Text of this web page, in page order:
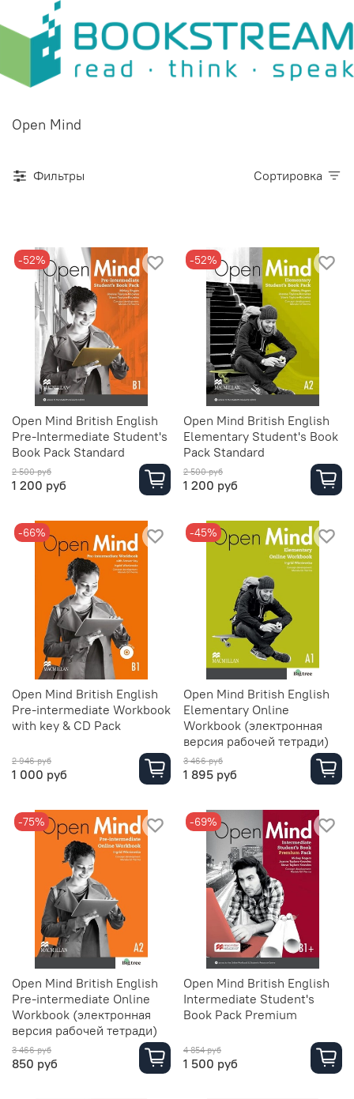
Open Mind
Фильтры Сортировка
-52%
Open Mind British English
Pre-Intermediate Student's
Book Pack Standard
2 500 руб
1 200 руб
-52%
Open Mind British English
Elementary Student's Book
Pack Standard
2 500 руб
1 200 руб
-66%
Open Mind British English
Pre-intermediate Workbook
with key & CD Pack
2 946 руб
1 000 руб
-45%
Open Mind British English
Elementary Online
Workbook (электронная
версия рабочей тетради)
3 466 руб
1 895 руб
-75%
Open Mind British English
Pre-intermediate Online
Workbook (электронная
версия рабочей тетради)
3 466 руб
850 руб
-69%
Open Mind British English
Intermediate Student's
Book Pack Premium
4 854 руб
1 500 руб